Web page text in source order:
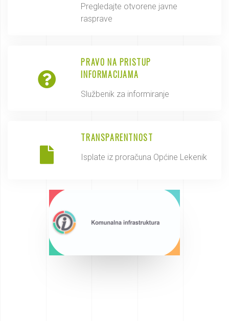
Pregledajte otvorene javne
rasprave
PRAVO NA PRISTUP
INFORMACIJAMA
Službenik za informiranje
TRANSPARENTNOST
Isplate iz proračuna Općine Lekenik